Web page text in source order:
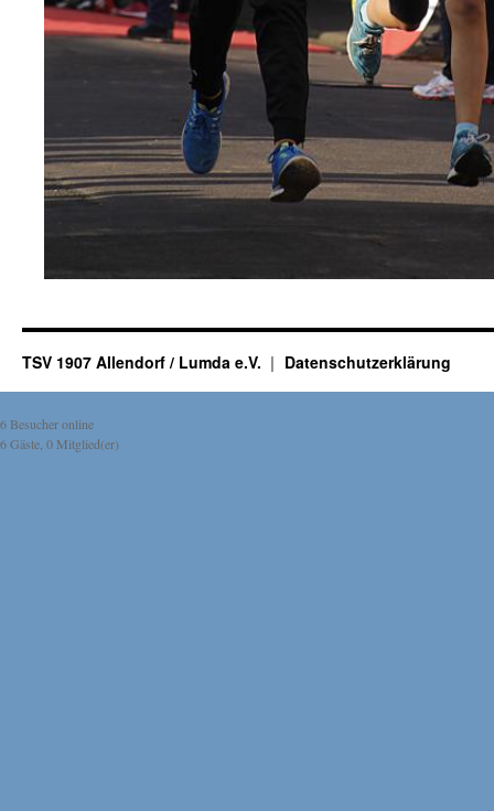
TSV 1907 Allendorf / Lumda e.V. Datenschutzerklärung
6 Besucher online
6 Gäste, 0 Mitglied(er)